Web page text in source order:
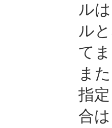
ル
ル
て
ま
指
合